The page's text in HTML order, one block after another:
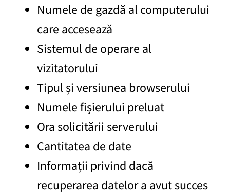
Numele de gazdă al computerului
care accesează
Sistemul de operare al
vizitatorului
Tipul și versiunea browserului
Numele fișierului preluat
Ora solicitării serverului
Cantitatea de date
Informații privind dacă
recuperarea datelor a avut succes